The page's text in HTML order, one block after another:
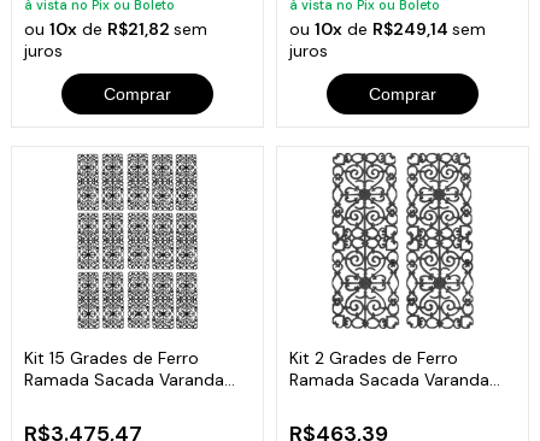
à vista no Pix ou Boleto
ou10x de R$21,82sem
juros
Comprar
à vista no Pix ou Boleto
ou 10xde R$249,14 sem
juros
Comprar
Kit 15 Grades de Ferro
Ramada Sacada Varanda
R$3.475,47
Kit 2 Grades de Ferro
Ramada Sacada Varanda
R$463,39